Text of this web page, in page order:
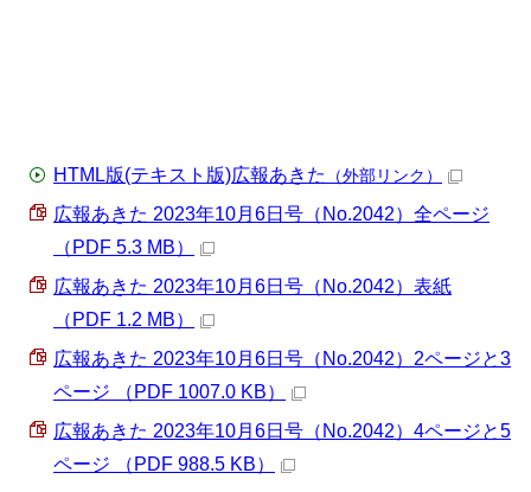
HTML版(テキスト版)広報あきた （外部リンク）
広報あきた 2023年10月6日号（No.2042）全ページ
（PDF 5.3 MB）
広報あきた 2023年10月6日号（No.2042）表紙
（PDF 1.2 MB）
広報あきた 2023年10月6日号（No.2042）2ページと3
ページ （PDF 1007.0 KB）
広報あきた 2023年10月6日号（No.2042）4ページと5
ページ （PDF 988.5 KB）